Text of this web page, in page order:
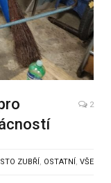
2
ZUBŘÍ , OSTATNÍ , VŠE